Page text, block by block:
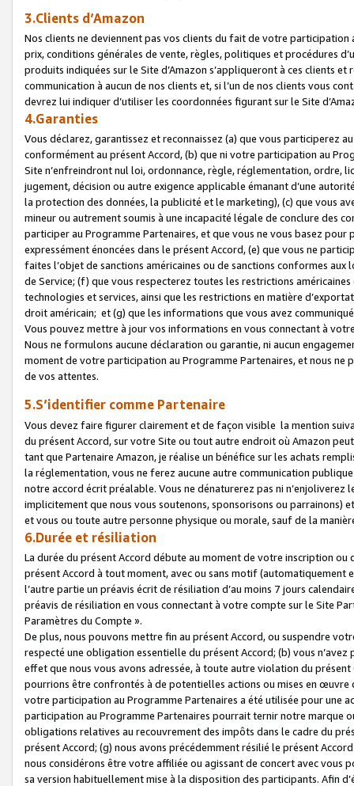
3.Clients d’Amazon
Nos clients ne deviennent pas vos clients du fait de votre
prix, conditions générales de vente, règles, politiques et procédures
produits indiquées sur le Site d’Amazon s’appliqueront à ces clients
communication à aucun de nos clients et, si l’un de nos clients vous
devrez lui indiquer d’utiliser les coordonnées figurant sur le Site
4.Garanties
Vous déclarez, garantissez et reconnaissez (a) que vous participerez
conformément au présent Accord, (b) que ni votre participation au
Site n’enfreindront nul loi, ordonnance, règle, réglementation, ordre,
jugement, décision ou autre exigence applicable émanant d’une
la protection des données, la publicité et le marketing), (c) que vous
mineur ou autrement soumis à une incapacité légale de conclure des
participer au Programme Partenaires, et que vous ne vous basez
expressément énoncées dans le présent Accord, (e) que vous ne
faites l’objet de sanctions américaines ou de sanctions conformes
de Service; (f) que vous respecterez toutes les restrictions
technologies et services, ainsi que les restrictions en matière
droit américain; et (g) que les informations que vous avez
Vous pouvez mettre à jour vos informations en vous connectant à
Nous ne formulons aucune déclaration ou garantie, ni aucun
moment de votre participation au Programme Partenaires, et nous
de vos attentes.
5.S’identifier comme Partenaire
Vous devez faire figurer clairement et de façon visible la mention
du présent Accord, sur votre Site ou tout autre endroit où Amazon
tant que Partenaire Amazon, je réalise un bénéfice sur les achats
la réglementation, vous ne ferez aucune autre communication
notre accord écrit préalable. Vous ne dénaturerez pas ni
implicitement que nous vous soutenons, sponsorisons ou parrainons)
et vous ou toute autre personne physique ou morale, sauf de la
6.Durée et résiliation
La durée du présent Accord débute au moment de votre inscription
présent Accord à tout moment, avec ou sans motif (automatiquement
l’autre partie un préavis écrit de résiliation d’au moins 7 jours
préavis de résiliation en vous connectant à votre compte sur le Site
Paramètres du Compte ».
De plus, nous pouvons mettre fin au présent Accord, ou suspendre
respecté une obligation essentielle du présent Accord; (b) vous
effet que nous vous avons adressée, à toute autre violation du
pourrions être confrontés à de potentielles actions ou mises en
votre participation au Programme Partenaires a été utilisée pour une
participation au Programme Partenaires pourrait ternir notre marque
obligations relatives au recouvrement des impôts dans le cadre du
présent Accord; (g) nous avons précédemment résilié le présent
nous considérons être votre affiliée ou agissant de concert avec vous
sa version habituellement mise à la disposition des participants. Afin